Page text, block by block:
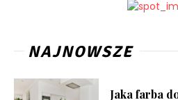
NAJNOWSZE
Jaka farba